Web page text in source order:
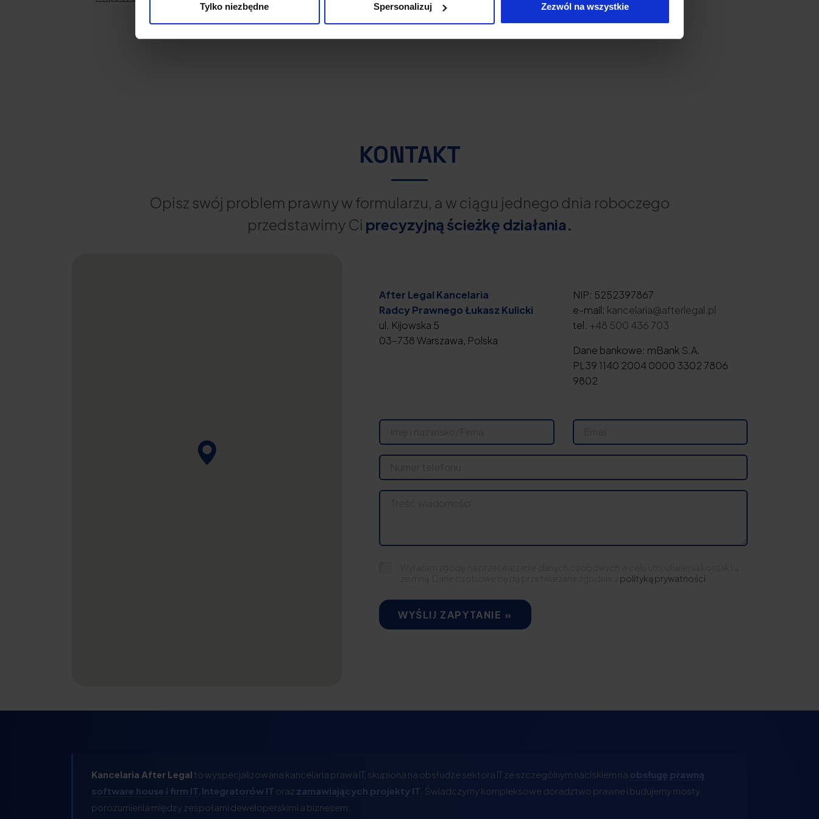
Tylko niezbędne Spersonalizuj Zezwól na wszystkie
KONTAKT
Opisz swój problem prawny w formularzu, a w ciągu jednego dnia roboczego
przedstawimy Ci precyzyjną ścieżkę działania.
After Legal Kancelaria
Radcy Prawnego Łukasz Kulicki
ul. Kijowska 5
03-738 Warszawa, Polska
NIP: 5252397867
e-mail: kancelaria@afterlegal.pl
tel. +48 500 436 703
Dane bankowe: mBank S.A.
PL39 1140 2004 0000 3302 7806
9802
polityką prywatności
WYŚLIJ ZAPYTANIE »
Kancelaria After Legal to wyspecjalizowana kancelaria prawa IT, skupiona na obsłudze sektora IT ze szczególnym naciskiem na obsługę prawną
software house i firm IT Integratorów IT oraz zamawiających projekty IT . Świadczymy kompleksowe doradztwo prawne i budujemy mosty
porozumienia między zespołami deweloperskimi a biznesem.